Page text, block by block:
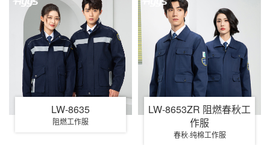
LW-8635
阻燃工作服
LW-8653ZR 阻燃春秋工
作服
春秋·纯棉工作服